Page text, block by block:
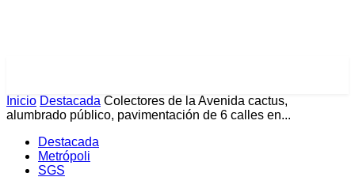
Inicio Destacada Colectores de la Avenida cactus,
alumbrado público, pavimentación de 6 calles en...
Destacada
Metrópoli
SGS